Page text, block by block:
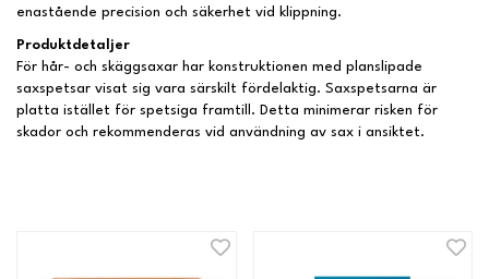
enastående precision och säkerhet vid klippning.
Produktdetaljer
För hår- och skäggsaxar har konstruktionen med planslipade
saxspetsar visat sig vara särskilt fördelaktig. Saxspetsarna är
platta istället för spetsiga framtill. Detta minimerar risken för
skador och rekommenderas vid användning av sax i ansiktet.